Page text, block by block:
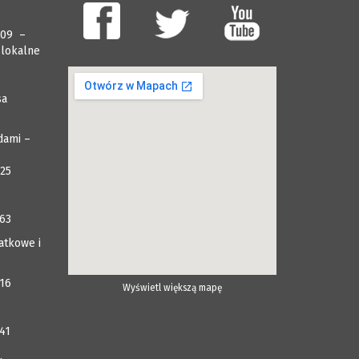
–
lokalne
–
i
Wyświetl większą mapę